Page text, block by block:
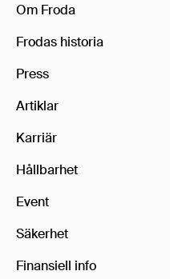
Om Froda
Frodas historia
Press
Artiklar
Karriär
Hållbarhet
Event
Säkerhet
Finansiell info